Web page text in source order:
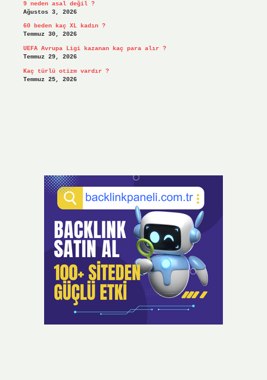
9 neden asal değil ?
Ağustos 3, 2026
60 beden kaç XL kadın ?
Temmuz 30, 2026
UEFA Avrupa Ligi kazanan kaç para alır ?
Temmuz 29, 2026
Kaç türlü otizm vardır ?
Temmuz 25, 2026